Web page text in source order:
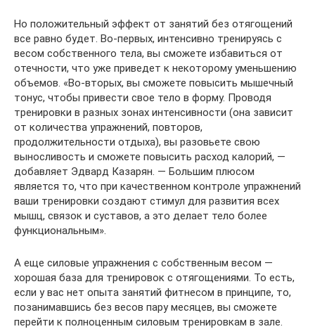
Но положительный эффект от занятий без отягощений
все равно будет. Во-первых, интенсивно тренируясь с
весом собственного тела, вы сможете избавиться от
отечности, что уже приведет к некоторому уменьшению
объемов. «Во-вторых, вы сможете повысить мышечный
тонус, чтобы привести свое тело в форму. Проводя
тренировки в разных зонах интенсивности (она зависит
от количества упражнений, повторов,
продолжительности отдыха), вы разовьете свою
выносливость и сможете повысить расход калорий, —
добавляет Эдвард Казарян. — Большим плюсом
является то, что при качественном контроле упражнений
ваши тренировки создают стимул для развития всех
мышц, связок и суставов, а это делает тело более
функциональным».
А еще силовые упражнения с собственным весом —
хорошая база для тренировок с отягощениями. То есть,
если у вас нет опыта занятий фитнесом в принципе, то,
позанимавшись без весов пару месяцев, вы сможете
перейти к полноценным силовым тренировкам в зале.